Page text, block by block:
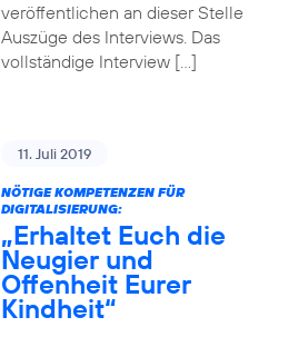
veröffentlichen an dieser Stelle
Auszüge des Interviews. Das
vollständige Interview […]
11. Juli 2019
NÖTIGE KOMPETENZEN FÜR
DIGITALISIERUNG:
„Erhaltet Euch die
Neugier und
Offenheit Eurer
Kindheit“